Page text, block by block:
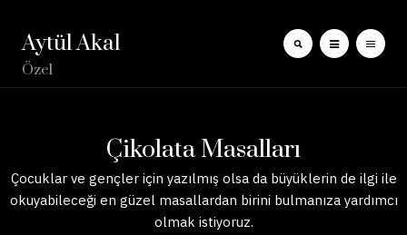
Aytül Akal
Özel
Çikolata Masalları
Çocuklar ve gençler için yazılmış olsa da büyüklerin de ilgi ile
okuyabileceği en güzel masallardan birini bulmanıza yardımcı
olmak istiyoruz.